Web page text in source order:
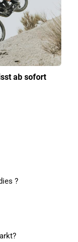
ab sofort
?